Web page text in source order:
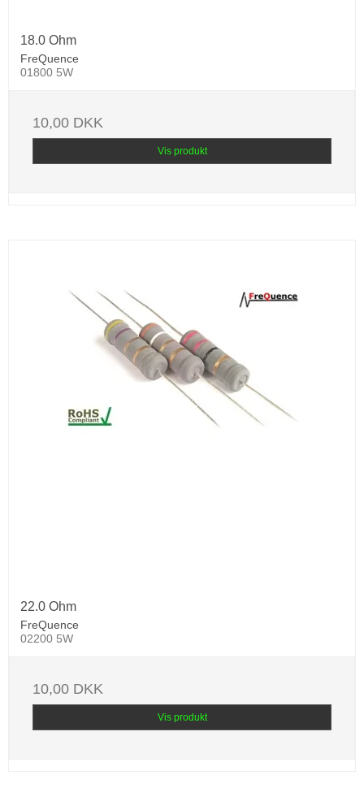
18.0 Ohm
FreQuence
01800 5W
10,00 DKK
Vis produkt
22.0 Ohm
FreQuence
02200 5W
10,00 DKK
Vis produkt